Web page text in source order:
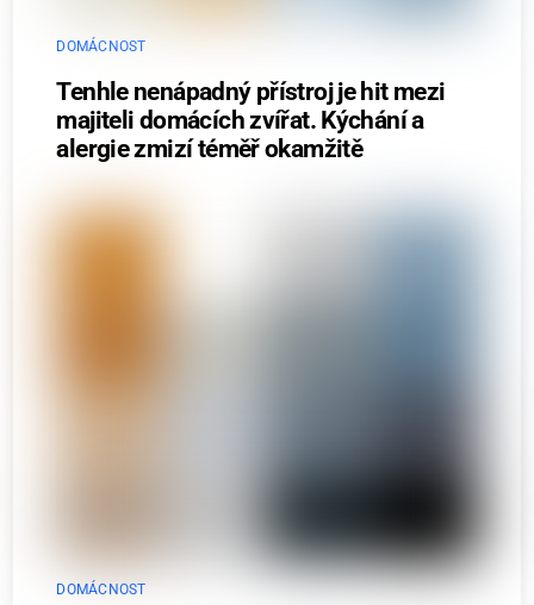
DOMÁCNOST
Tenhle nenápadný přístroj je hit mezi
majiteli domácích zvířat. Kýchání a
alergie zmizí téměř okamžitě
DOMÁCNOST